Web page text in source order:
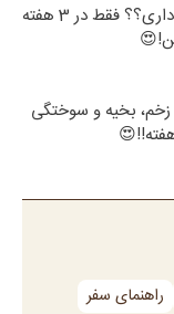
جای بخیه داری؟؟ فقط در 3 هفته
بخیه و سوختگی
راهنمای سفر